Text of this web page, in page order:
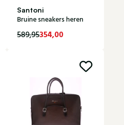
Santoni
Bruine sneakers heren
589,95354,00